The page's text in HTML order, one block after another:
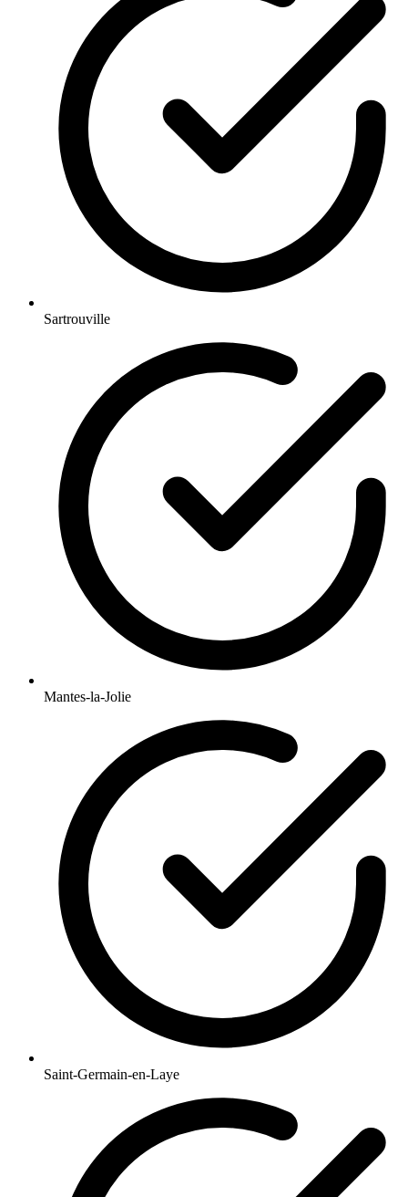
Sartrouville
Mantes-la-Jolie
Saint-Germain-en-Laye